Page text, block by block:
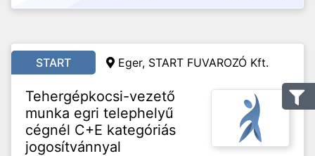
START Eger, START FUVAROZÓ Kft.
Tehergépkocsi-vezető
munka egri telephelyű
cégnél C+E kategóriás
jogosítvánnyal